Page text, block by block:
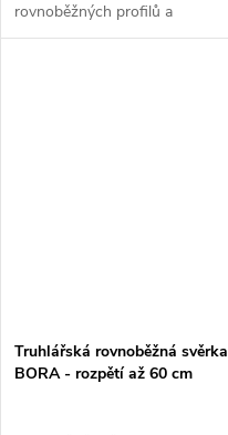
rovnoběžných profilů a
truhlářských projektů. Díky
Truhlářská rovnoběžná svěrka
BORA - rozpětí až 60 cm